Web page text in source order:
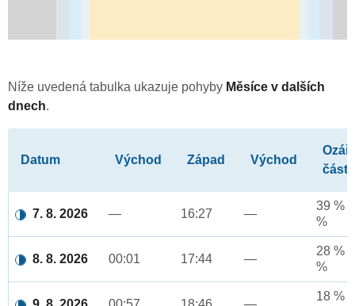
Níže uvedená tabulka ukazuje pohyby Měsíce v dalších
dnech.
Datum Východ Západ Východ
část
7. 8. 2026 — 16:27 —
39 %
%
8. 8. 2026 00:01 17:44 —
28 %
%
18 %